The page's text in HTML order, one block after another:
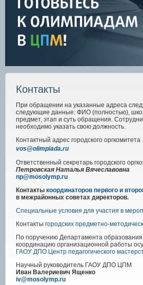
Контакты
При обращении на указанные адреса
следующие данные: ФИО (полностью),
предмет, этап и суть обращения.
необходимо указать свою должность.
Контактный адрес городского оргкомитета
vos@olimpiada.ru
Ответственный секретарь городского
Петровская Наталья Вячеславовна
np@mosolymp.ru
Контакты координаторов первого и
в межрайонных советах директоров.
Специальные условия для участия в
Контакты городских предметно-
По поручению Департамента образования
координацию организационной работы
ГАОУ ДПО Центр педагогического
Научный руководитель ГАОУ ДПО ЦПМ
Иван Валериевич Ященко
iv@mosolymp.ru